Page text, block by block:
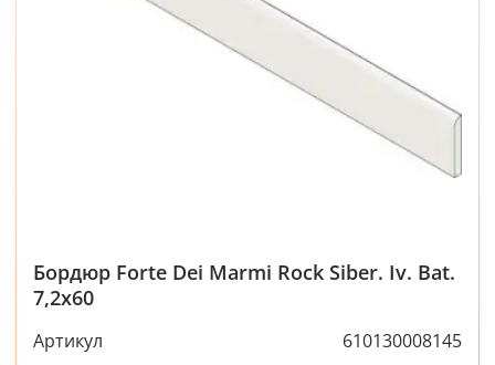
Бордюр Forte Dei Marmi Rock Siber. Iv. Bat.
7,2x60
Артикул
610130008145